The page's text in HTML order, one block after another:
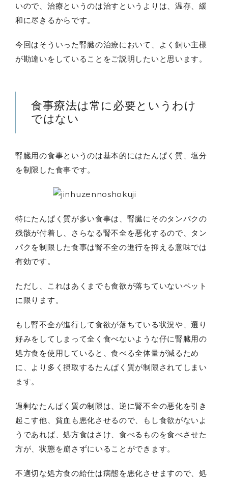
いので、治療というのは治すというよりは、温存、緩
和に尽きるからです。
今回はそういった腎臓の治療において、よく飼い主様
が勘違いをしていることをご説明したいと思います。
食事療法は常に必要というわけ
ではない
腎臓用の食事というのは基本的にはたんぱく質、塩分
を制限した食事です。
特にたんぱく質が多い食事は、腎臓にそのタンパクの
残骸が付着し、さらなる腎不全を悪化するので、タン
パクを制限した食事は腎不全の進行を抑える意味では
有効です。
ただし、これはあくまでも食欲が落ちていないペット
に限ります。
もし腎不全が進行して食欲が落ちている状況や、選り
好みをしてしまって全く食べないような仔に腎臓用の
処方食を使用していると、食べる全体量が減るため
に、より多く摂取するたんぱく質が制限されてしまい
ます。
過剰なたんぱく質の制限は、逆に腎不全の悪化を引き
起こす他、貧血も悪化させるので、もし食欲がないよ
うであれば、処方食はさけ、食べるものを食べさせた
方が、状態を崩さずにいることができます。
不適切な処方食の給仕は病態を悪化させますので、処